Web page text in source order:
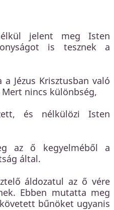
jelent meg Isten
is tesznek a
Jézus Krisztusban való
nincs különbség,
és nélkülözi Isten
az ő kegyelméből a
által.
áldozatul az ő vére
Ebben mutatta meg
bűnöket ugyanis